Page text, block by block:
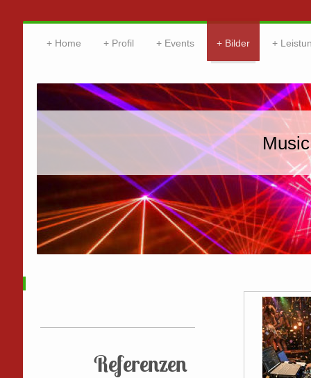
Home Profil Events Bilder
Music,
Referenzen